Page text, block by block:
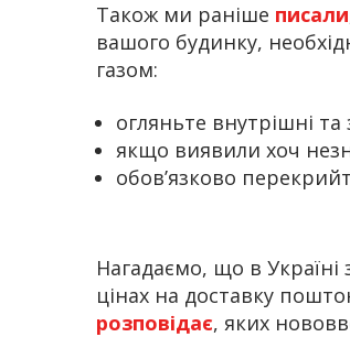
Також ми раніше писали
вашого будинку,
газом:
огляньте внутрішні
якщо виявили хоч
обов’язково
Нагадаємо, що в Україні
цінах на доставку
розповідає, яких